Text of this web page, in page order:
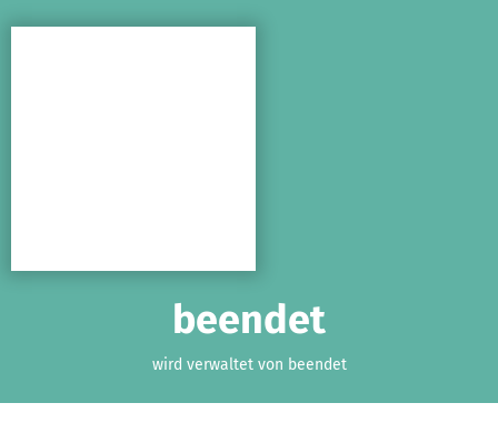
beendet
wird verwaltet von beendet